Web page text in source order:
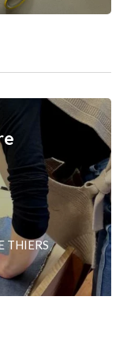
THIERS